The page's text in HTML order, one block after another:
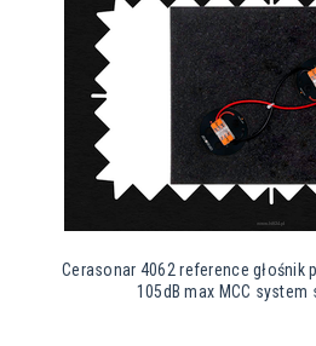
Cerasonar 4062 reference głośnik
105dB max MCC system